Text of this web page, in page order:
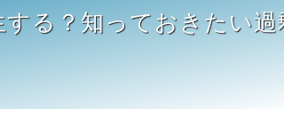
る？知っておきたい過